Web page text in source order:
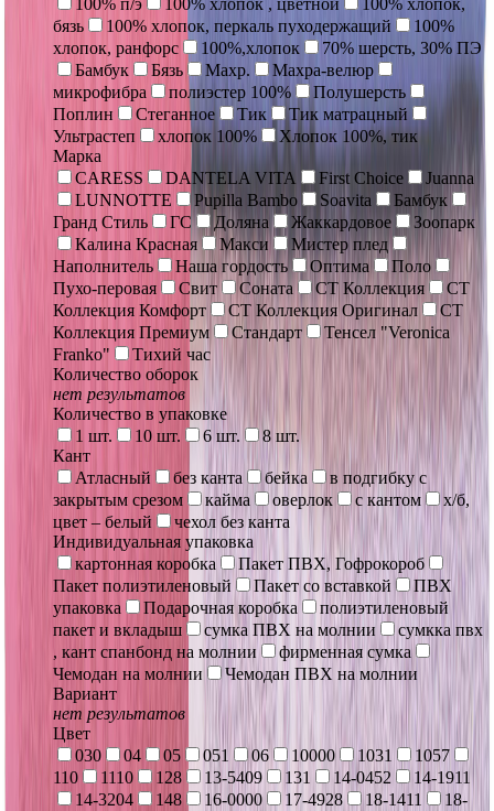
100% п/э
100% хлопок , цветной
100% хлопок,
бязь
100% хлопок, перкаль пуходержащий
100%
хлопок, ранфорс
100%,хлопок
70% шерсть, 30% ПЭ
Бамбук
Бязь Махр.
Махра-велюр
микрофибра
полиэстер 100%
Полушерсть
Поплин
Стеганное Тик
Тик матрацный
Ультрастеп
хлопок 100%
Хлопок 100%, тик
Марка
CARESS
DANTELA VITA First Choice
Juanna
LUNNOTTE
Pupilla Bambo Soavita
Бамбук
Гранд Стиль
ГС Доляна Жаккардовое
Зоопарк
Калина Красная
Макси
Мистер плед
Наполнитель
Наша гордость Оптима
Поло
Пухо-перовая
Свит Соната СТ Коллекция
СТ
Коллекция Комфорт
СТ Коллекция Оригинал
СТ
Коллекция Премиум
Стандарт
Тенсел "Veronica
Franko"
Тихий час
Количество оборок
нет результатов
Количество в упаковке
1 шт.
10 шт. 6 шт.
8 шт.
Кант
Атласный
без канта бейка
в подгибку с
закрытым срезом
кайма оверлок с кантом
х/б,
цвет – белый
чехол без канта
Индивидуальная упаковка
картонная коробка
Пакет ПВХ, Гофрокороб
Пакет полиэтиленовый
Пакет со вставкой
ПВХ
упаковка
Подарочная коробка
полиэтиленовый
пакет и вкладыш
сумка ПВХ на молнии
сумкка пвх
, кант спанбонд на молнии
фирменная сумка
Чемодан на молнии
Чемодан ПВХ на молнии
Вариант
нет результатов
Цвет
030
04 05 051 06 10000 1031
1057
110
1110 128 13-5409 131 14-0452
14-1911
14-3204
148 16-0000 17-4928 18-1411
18-